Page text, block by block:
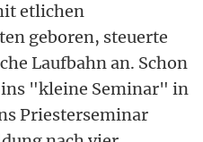
etlichen
geboren, steuerte
Laufbahn an. Schon
"kleine Seminar" in
Priesterseminar